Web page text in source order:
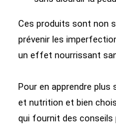
Ces produits sont non
prévenir les
un effet nourrissant
Pour en apprendre
et nutrition et bien
qui fournit des conseils